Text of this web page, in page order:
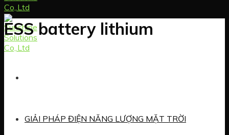
GIẢI PHÁP ĐIỆN NĂNG LƯỢNG MẶT TRỜI
ESS battery lithium